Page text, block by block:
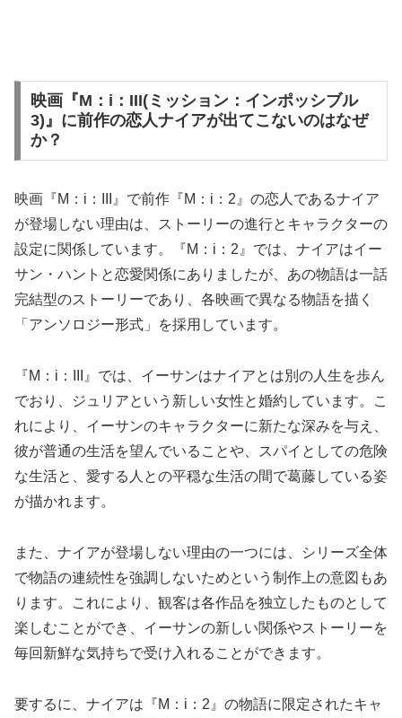
映画『M：i：III(ミッション：インポッシブル
3)』に前作の恋人ナイアが出てこないのはなぜ
か？
映画『M：i：III』で前作『M：i：2』の恋人であるナイア
が登場しない理由は、ストーリーの進行とキャラクターの
設定に関係しています。『M：i：2』では、ナイアはイー
サン・ハントと恋愛関係にありましたが、あの物語は一話
完結型のストーリーであり、各映画で異なる物語を描く
「アンソロジー形式」を採用しています。
『M：i：III』では、イーサンはナイアとは別の人生を歩ん
でおり、ジュリアという新しい女性と婚約しています。こ
れにより、イーサンのキャラクターに新たな深みを与え、
彼が普通の生活を望んでいることや、スパイとしての危険
な生活と、愛する人との平穏な生活の間で葛藤している姿
が描かれます。
また、ナイアが登場しない理由の一つには、シリーズ全体
で物語の連続性を強調しないためという制作上の意図もあ
ります。これにより、観客は各作品を独立したものとして
楽しむことができ、イーサンの新しい関係やストーリーを
毎回新鮮な気持ちで受け入れることができます。
要するに、ナイアは『M：i：2』の物語に限定されたキャ